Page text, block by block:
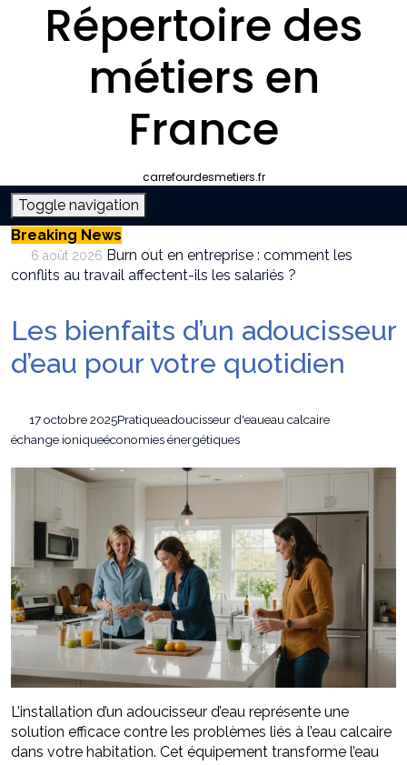
Répertoire des
métiers en
France
carrefourdesmetiers.fr
Toggle navigation
Breaking News
6 août 2026 Burn out en entreprise : comment les
conflits au travail affectent-ils les salariés ?
30 juillet 2026 Quelle plateforme freelance choisir pour
décrocher des missions récurrentes ?
28 juillet 2026 SEO et IA : Comment optimiser votre site
22 juillet 2026 Stratégies invisibles pour conquérir votre
marché
d’autonomie ou handicap : le guide simple et pratique
Les bienfaits d’un adoucisseur
d’eau pour votre quotidien
17 octobre 2025Pratiqueadoucisseur d'eaueau calcaire
échange ioniqueéconomies énergétiques
L’installation d’un adoucisseur d’eau représente une
solution efficace contre les problèmes liés à l’eau calcaire
dans votre habitation. Cet équipement transforme l’eau